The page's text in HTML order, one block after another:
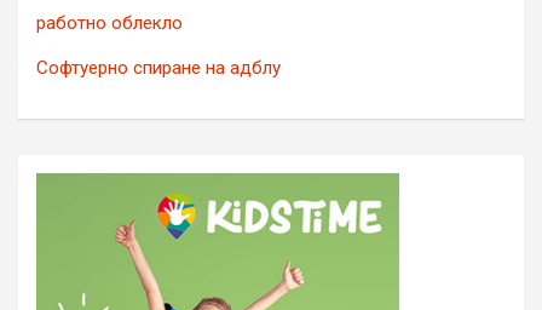
работно облекло
Софтуерно спиране на адблу